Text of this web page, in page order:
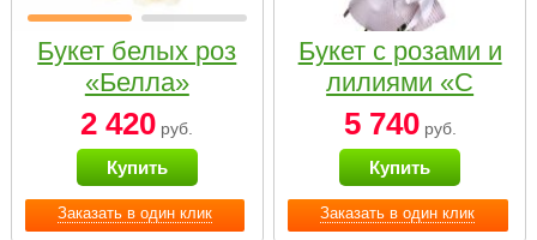
Заказать в один клик
Букет белых роз
«Белла»
2 420 руб.
Купить
Заказать в один клик
Букет с розами и
лилиями «С
наилучшими
пожеланиями»
5 740руб.
Купить